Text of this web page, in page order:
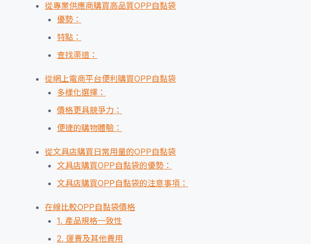
從專業供應商購買高品質OPP自黏袋
優勢：
特點：
查找渠道：
從網上電商平台便利購買OPP自黏袋
多樣化選擇：
價格更具競爭力：
便捷的購物體驗：
從文具店購買日常用量的OPP自黏袋
文具店購買OPP自黏袋的優勢：
文具店購買OPP自黏袋的注意事項：
在線比較OPP自黏袋價格
1. 產品規格一致性
2. 運費及其他費用